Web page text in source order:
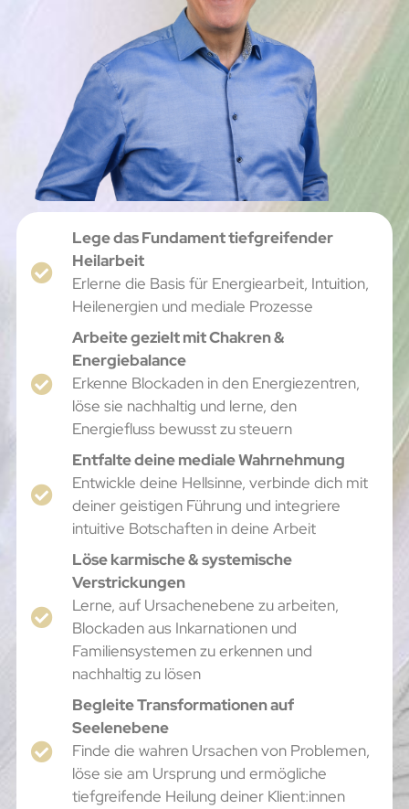
Lege das Fundament tiefgreifender
Heilarbeit
Erlerne die Basis für Energiearbeit, Intuition,
Heilenergien und mediale Prozesse
Arbeite gezielt mit Chakren &
Energiebalance
Erkenne Blockaden in den Energiezentren,
löse sie nachhaltig und lerne, den
Energiefluss bewusst zu steuern
Entfalte deine mediale Wahrnehmung
Entwickle deine Hellsinne, verbinde dich mit
deiner geistigen Führung und integriere
intuitive Botschaften in deine Arbeit
Löse karmische & systemische
Verstrickungen
Lerne, auf Ursachenebene zu arbeiten,
Blockaden aus Inkarnationen und
Familiensystemen zu erkennen und
nachhaltig zu lösen
Begleite Transformationen auf
Seelenebene
Finde die wahren Ursachen von Problemen,
löse sie am Ursprung und ermögliche
tiefgreifende Heilung deiner Klient:innen